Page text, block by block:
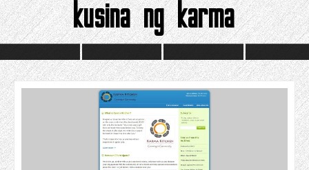
kusina ng karma